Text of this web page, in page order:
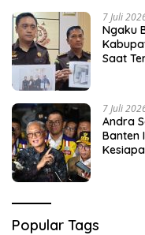
7 Juli
Ngaku
Saat
7 Juli
Andra
Banten
Popular Tags